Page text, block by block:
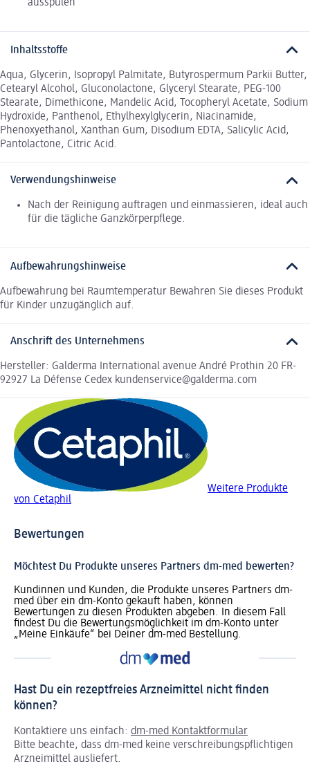
ausspülen
Inhaltsstoffe
Aqua, Glycerin, Isopropyl Palmitate, Butyrospermum Parkii Butter,
Cetearyl Alcohol, Gluconolactone, Glyceryl Stearate, PEG-100
Stearate, Dimethicone, Mandelic Acid, Tocopheryl Acetate, Sodium
Hydroxide, Panthenol, Ethylhexylglycerin, Niacinamide,
Phenoxyethanol, Xanthan Gum, Disodium EDTA, Salicylic Acid,
Pantolactone, Citric Acid.
Verwendungshinweise
Nach der Reinigung auftragen und einmassieren, ideal auch
für die tägliche Ganzkörperpflege.
Aufbewahrungshinweise
Aufbewahrung bei Raumtemperatur Bewahren Sie dieses Produkt
für Kinder unzugänglich auf.
Anschrift des Unternehmens
Hersteller: Galderma International avenue André Prothin 20 FR-
92927 La Défense Cedex kundenservice@galderma.com
Weitere Produkte
von Cetaphil
Bewertungen
Möchtest Du Produkte unseres Partners dm-med bewerten?
Kundinnen und Kunden, die Produkte unseres Partners dm-
med über ein dm-Konto gekauft haben, können
Bewertungen zu diesen Produkten abgeben. In diesem Fall
findest Du die Bewertungsmöglichkeit im dm-Konto unter
„Meine Einkäufe“ bei Deiner dm-med Bestellung.
Hast Du ein rezeptfreies Arzneimittel nicht finden
können?
Kontaktiere uns einfach: dm-med Kontaktformular
Bitte beachte, dass dm-med keine verschreibungspflichtigen
Arzneimittel ausliefert.